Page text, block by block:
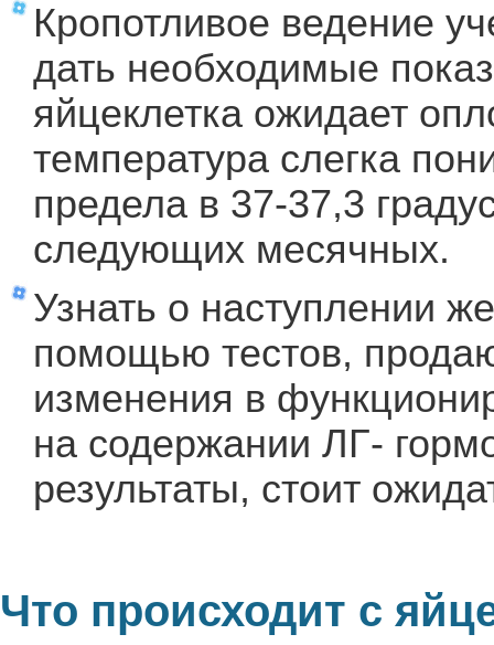
Кропотливое ведение
дать необходимые
яйцеклетка ожидает
температура слегка
предела в 37-37,3
следующих месячных.
Узнать о наступлении
помощью тестов,
изменения в
на содержании ЛГ-
результаты, стоит
Что происходит с